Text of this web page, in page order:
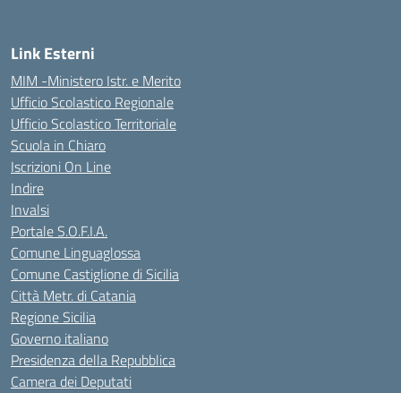
Link Esterni
MIM -Ministero Istr. e Merito
Ufficio Scolastico Regionale
Ufficio Scolastico Territoriale
Scuola in Chiaro
Iscrizioni On Line
Indire
Invalsi
Portale S.O.F.I.A.
Comune Linguaglossa
Comune Castiglione di Sicilia
Città Metr. di Catania
Regione Sicilia
Governo italiano
Presidenza della Repubblica
Camera dei Deputati